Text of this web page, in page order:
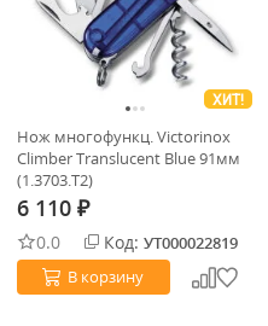
ХИТ!
Нож многофункц. Victorinox
Climber Translucent Blue 91мм
(1.3703.T2)
6 110 ₽
0.0 Код: УТ000022819
В корзину